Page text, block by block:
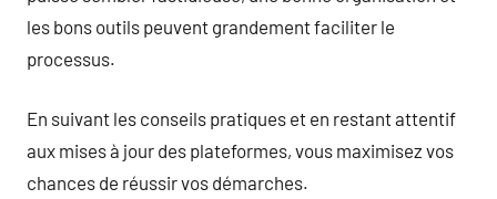
les bons outils peuvent grandement faciliter le
processus.
En suivant les conseils pratiques et en restant attentif
aux mises à jour des plateformes, vous maximisez vos
chances de réussir vos démarches.